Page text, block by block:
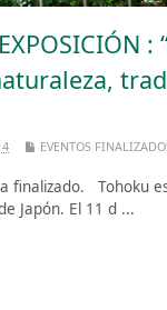
:
EVENTOS
finalizado. Tohoku
Japón. El 11 d ...